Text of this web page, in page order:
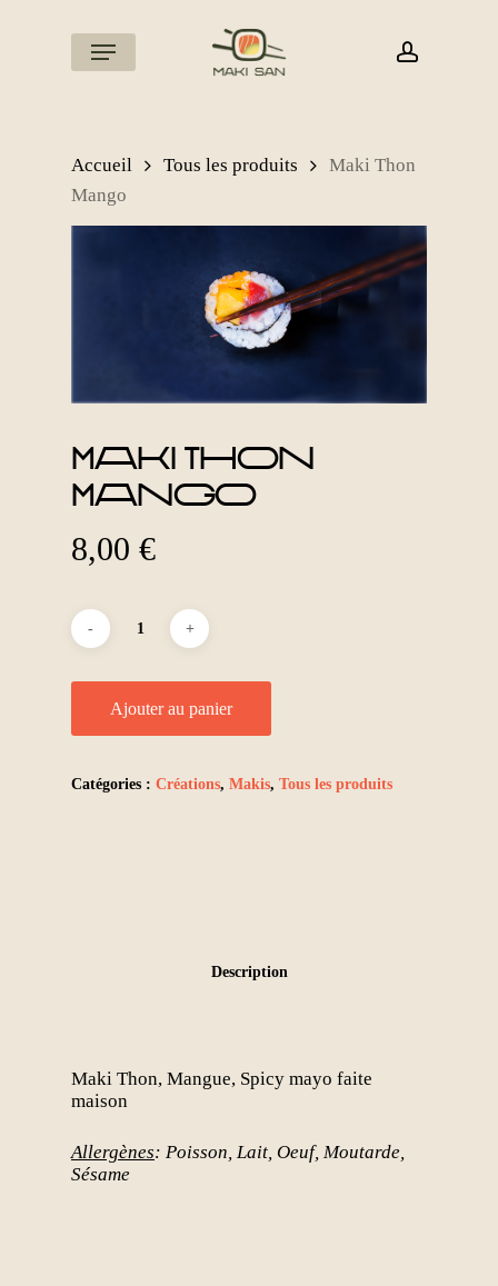
account
Menu
Accueil Tous les produits
Maki Thon
Mango
Maki Thon
Mango
8,00 €
Ajouter au panier
Catégories : Créations, Makis, Tous les produits
Description
Maki Thon, Mangue, Spicy mayo faite
maison
Allergènes: Poisson, Lait, Oeuf, Moutarde,
Sésame